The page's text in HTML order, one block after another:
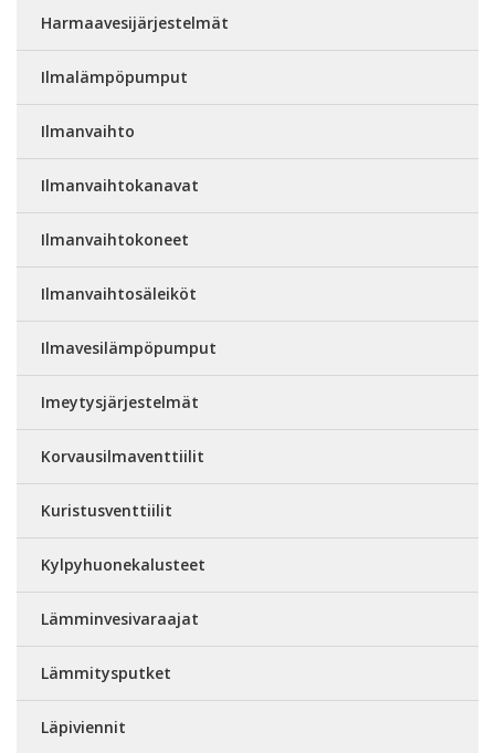
Harmaavesijärjestelmät
Ilmalämpöpumput
Ilmanvaihto
Ilmanvaihtokanavat
Ilmanvaihtokoneet
Ilmanvaihtosäleiköt
Ilmavesilämpöpumput
Imeytysjärjestelmät
Korvausilmaventtiilit
Kuristusventtiilit
Kylpyhuonekalusteet
Lämminvesivaraajat
Lämmitysputket
Läpiviennit